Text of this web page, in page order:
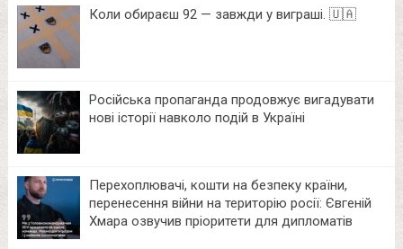
Коли обираєш 92 — завжди у виграші. 🇺🇦
Російська пропаганда продовжує вигадувати
нові історії навколо подій в Україні
Перехоплювачі, кошти на безпеку країни,
перенесення війни на територію росії: Євгеній
Хмара озвучив пріоритети для дипломатів